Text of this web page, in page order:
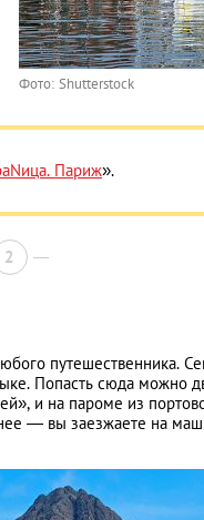
Фото: Shutterstock
Париж».
2
путешественника.
Попасть сюда можно
и на пароме из
— вы заезжаете на